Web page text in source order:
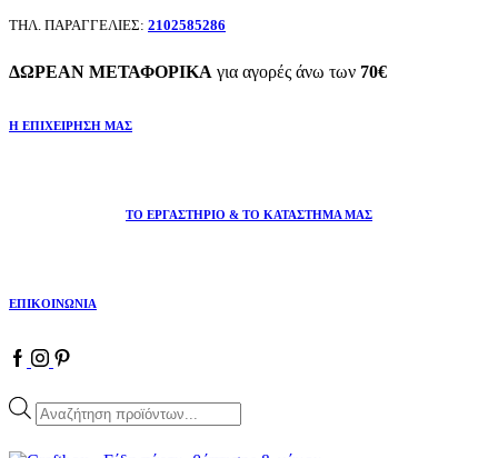
ΤΗΛ. ΠΑΡΑΓΓΕΛΙΕΣ: 2102585286
ΔΩΡΕΑΝ ΜΕΤΑΦΟΡΙΚΑ για αγορές άνω των 70€
Η ΕΠΙΧΕΙΡΗΣΗ ΜΑΣ
ΤΟ ΕΡΓΑΣΤΗΡΙΟ & ΤΟ ΚΑΤΑΣΤΗΜΑ ΜΑΣ
ΕΠΙΚΟΙΝΩΝΙΑ
Products
search